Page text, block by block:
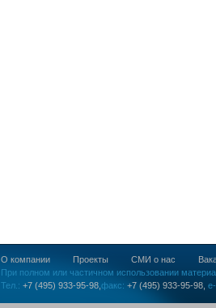
О компании Проекты СМИ о нас
При полном или частичном использовании
Тел.: +7 (495) 933-95-98, факс: +7 (495) 933-95-98,